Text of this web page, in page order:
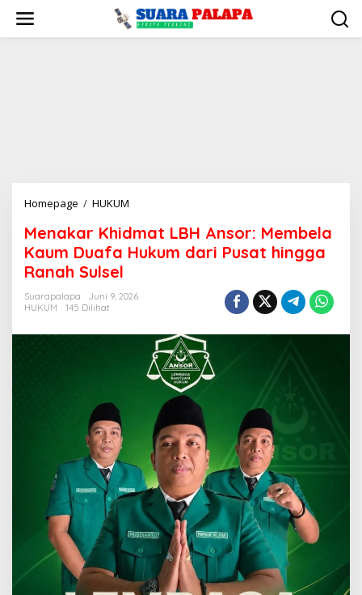
konten
Homepage / HUKUM
LBH
Ansor:
Duafa
dari
Pusat
hingga
Ranah
Menakar Khidmat LBH Ansor: Membela
Kaum Duafa Hukum dari Pusat hingga
Ranah Sulsel
Suarapalapa
Juni 9, 2026
HUKUM
145 Dilihat